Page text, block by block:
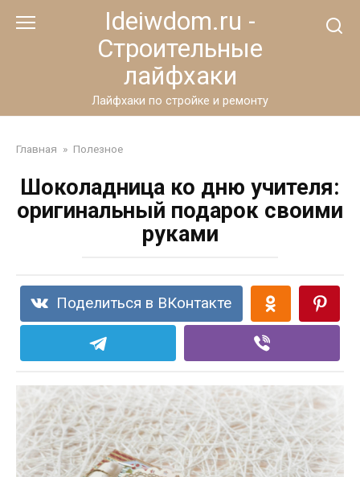
Ideiwdom.ru -
Строительные
лайфхаки
Лайфхаки по стройке и ремонту
Главная » Полезное
Шоколадница ко дню учителя:
оригинальный подарок своими
руками
Поделиться в ВКонтакте